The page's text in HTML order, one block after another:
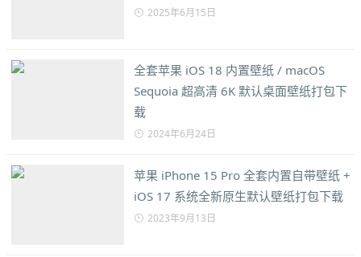
2025年6月15日
全套苹果 iOS 18 内置壁纸 / macOS
Sequoia 超高清 6K 默认桌面壁纸打包下
载
2024年6月24日
苹果 iPhone 15 Pro 全套内置自带壁纸 +
iOS 17 系统全新原生默认壁纸打包下载
2023年9月13日